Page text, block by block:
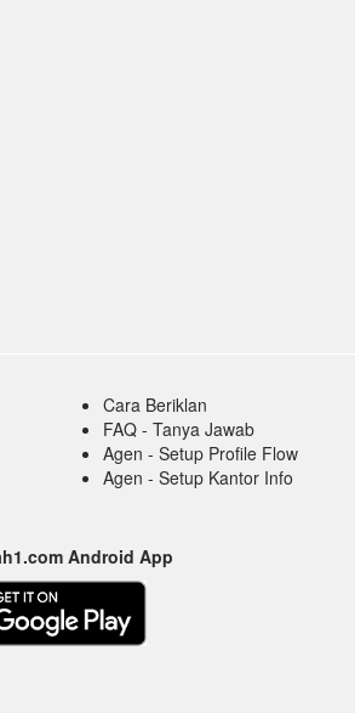
Cara Beriklan
FAQ - Tanya Jawab
Agen - Setup Profile Flow
Agen - Setup Kantor Info
Android App